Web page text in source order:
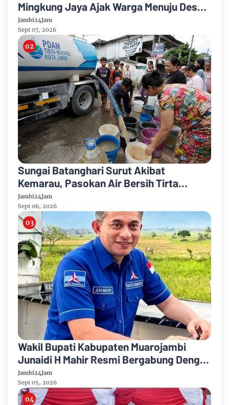
Mingkung Jaya Ajak Warga Menuju Desa
Mandiri 2026
Jambi24Jam
Sept 07, 2026
Sungai Batanghari Surut Akibat
Kemarau, Pasokan Air Bersih Tirta
Mayang Jambi Keruh
Jambi24Jam
Sept 06, 2026
Wakil Bupati Kabupaten Muarojambi
Junaidi H Mahir Resmi Bergabung Dengan
Partai Demikrat
Jambi24Jam
Sept 05, 2026